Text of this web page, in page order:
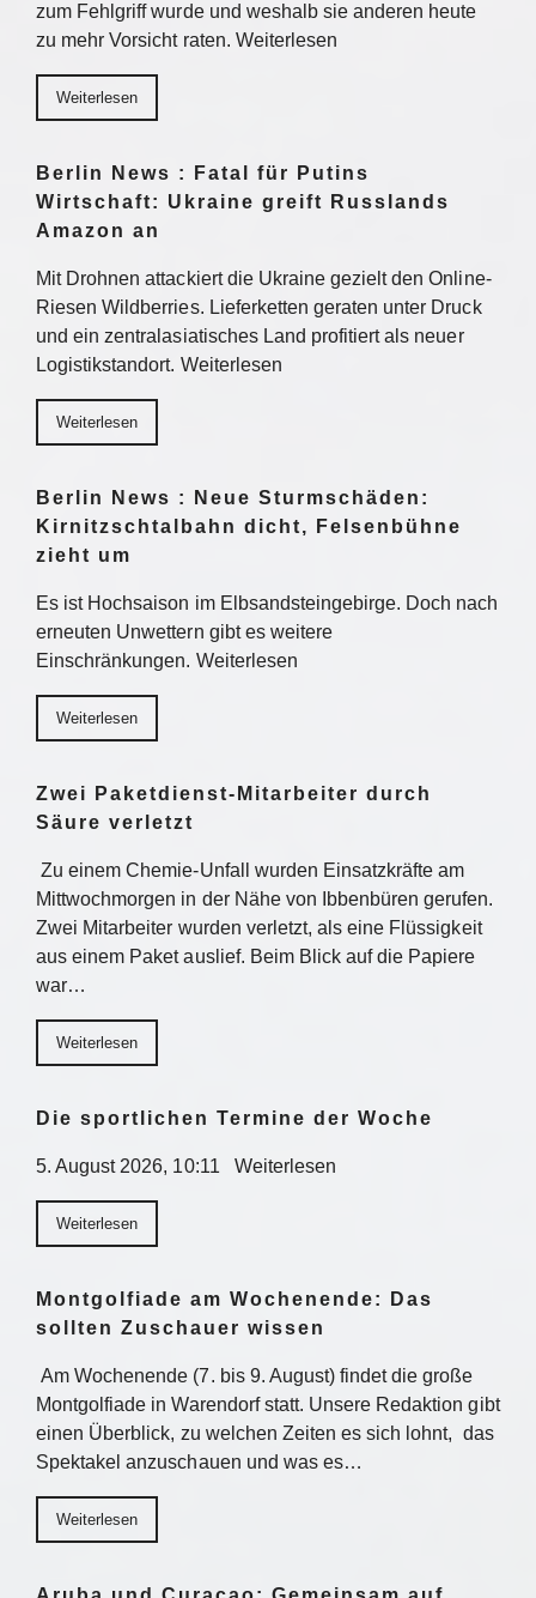
zum Fehlgriff wurde und weshalb sie anderen heute
zu mehr Vorsicht raten. Weiterlesen
Weiterlesen
Berlin News : Fatal für Putins
Wirtschaft: Ukraine greift Russlands
Amazon an
Mit Drohnen attackiert die Ukraine gezielt den Online-
Riesen Wildberries. Lieferketten geraten unter Druck
und ein zentralasiatisches Land profitiert als neuer
Logistikstandort. Weiterlesen
Weiterlesen
Berlin News : Neue Sturmschäden:
Kirnitzschtalbahn dicht, Felsenbühne
zieht um
Es ist Hochsaison im Elbsandsteingebirge. Doch nach
erneuten Unwettern gibt es weitere
Einschränkungen. Weiterlesen
Weiterlesen
Zwei Paketdienst-Mitarbeiter durch
Säure verletzt
Zu einem Chemie-Unfall wurden Einsatzkräfte am
Mittwochmorgen in der Nähe von Ibbenbüren gerufen.
Zwei Mitarbeiter wurden verletzt, als eine Flüssigkeit
aus einem Paket auslief. Beim Blick auf die Papiere
war…
Weiterlesen
Die sportlichen Termine der Woche
5. August 2026, 10:11 Weiterlesen
Weiterlesen
Montgolfiade am Wochenende: Das
sollten Zuschauer wissen
Am Wochenende (7. bis 9. August) findet die große
Montgolfiade in Warendorf statt. Unsere Redaktion gibt
einen Überblick, zu welchen Zeiten es sich lohnt, das
Spektakel anzuschauen und was es…
Weiterlesen